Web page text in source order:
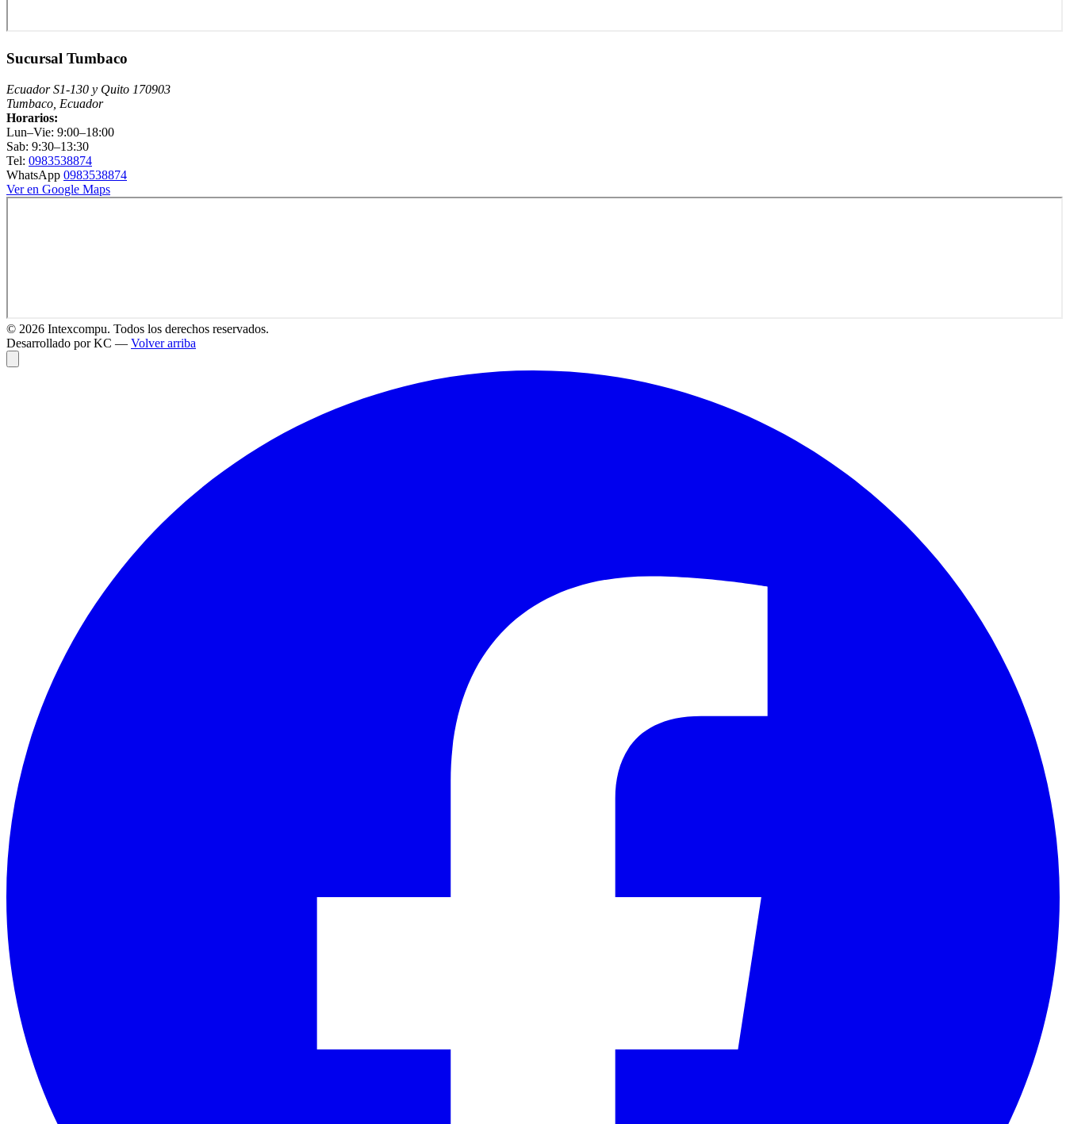
Sucursal Tumbaco
Ecuador S1-130 y Quito 170903
Tumbaco, Ecuador
Horarios:
Lun–Vie: 9:00–18:00
Sab: 9:30–13:30
Tel: 0983538874
WhatsApp 0983538874
Ver en Google Maps
© 2026 Intexcompu. Todos los derechos reservados.
Desarrollado por KC — Volver arriba